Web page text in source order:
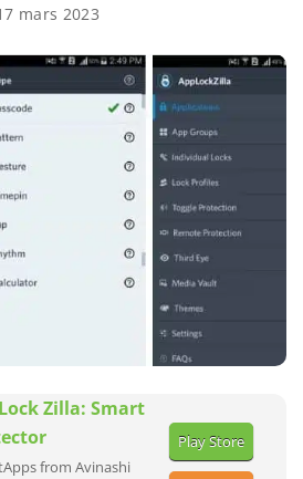
mars 2023
Zilla: Smart
from Avinashi
Play Store